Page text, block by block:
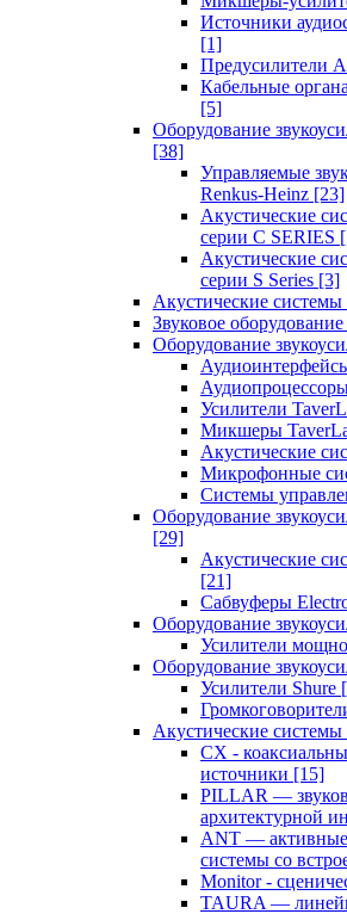
Источники
[1]
Предусилители
Кабельные
[5]
Оборудование
[38]
Управляемые
Renkus-Heinz [23]
Акустические
серии C SERIES
Акустические
серии S Series [3]
Акустические
Звуковое
Оборудование
Усилители
Микшеры
Акустические
Микрофонные
Системы
Оборудование
[29]
Акустические
[21]
Сабвуферы
Оборудование
Усилители
Оборудование
Усилители Shure
Акустические
CX -
источники [15]
PILLAR —
архитектурной
ANT — активные
системы со
Monitor -
TAURA —